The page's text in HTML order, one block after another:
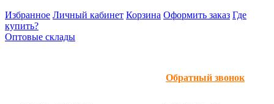
Избранное Личный кабинет Корзина Оформить заказ Где
купить?
Оптовые склады
Обратный звонок